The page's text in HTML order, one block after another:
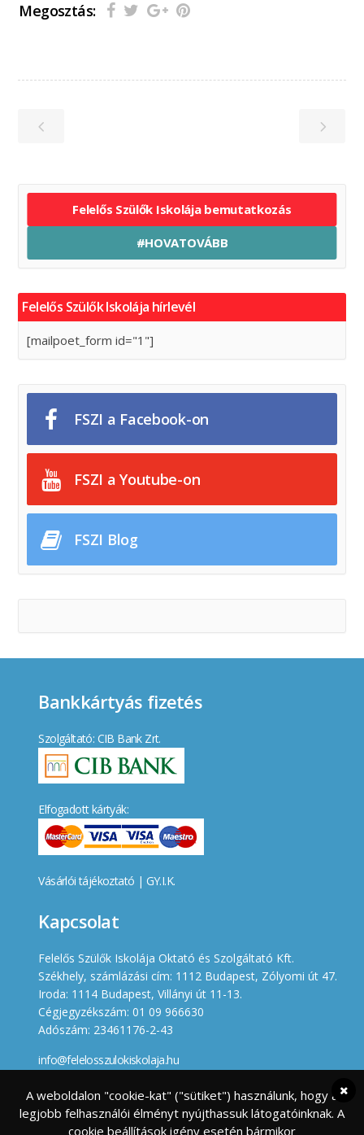
Megosztás:
Felelős Szülők Iskolája bemutatkozás
#HOVATOVÁBB
Felelős Szülők Iskolája hírlevél
[mailpoet_form id="1"]
FSZI a Facebook-on
FSZI a Youtube-on
FSZI Blog
Bankkártyás fizetés
Szolgáltató: CIB Bank Zrt.
Elfogadott kártyák:
Vásárlói tájékoztató | GY.I.K.
Kapcsolat
Felelős Szülők Iskolája Oktató és Szolgáltató Kft.
Székhely, számlázási cím: 1112 Budapest, Zólyomi út 47.
Iroda: 1114 Budapest, Villányi út 11-13.
Cégjegyzékszám: 01 09 966630
Adószám: 23461176-2-43
info@felelosszulokiskolaja.hu
A weboldalon "cookie-kat" ("sütiket") használunk, hogy a
legjobb felhasználói élményt nyújthassuk látogatóinknak. A
cookie beállítások igény esetén bármikor